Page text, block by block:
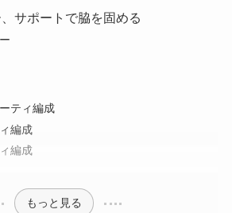
サポートで脇を固める
ティ編成
編成
編成
もっと見る